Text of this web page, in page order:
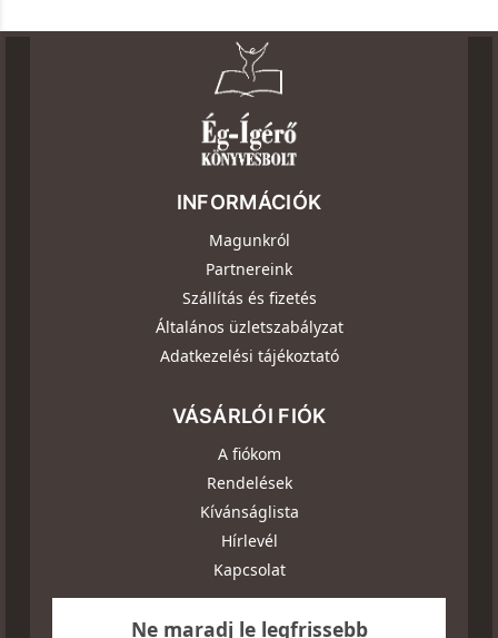
INFORMÁCIÓK
Magunkról
Partnereink
Szállítás és fizetés
Általános üzletszabályzat
Adatkezelési tájékoztató
VÁSÁRLÓI FIÓK
A fiókom
Rendelések
Kívánságlista
Hírlevél
Kapcsolat
Ne maradj le legfrissebb